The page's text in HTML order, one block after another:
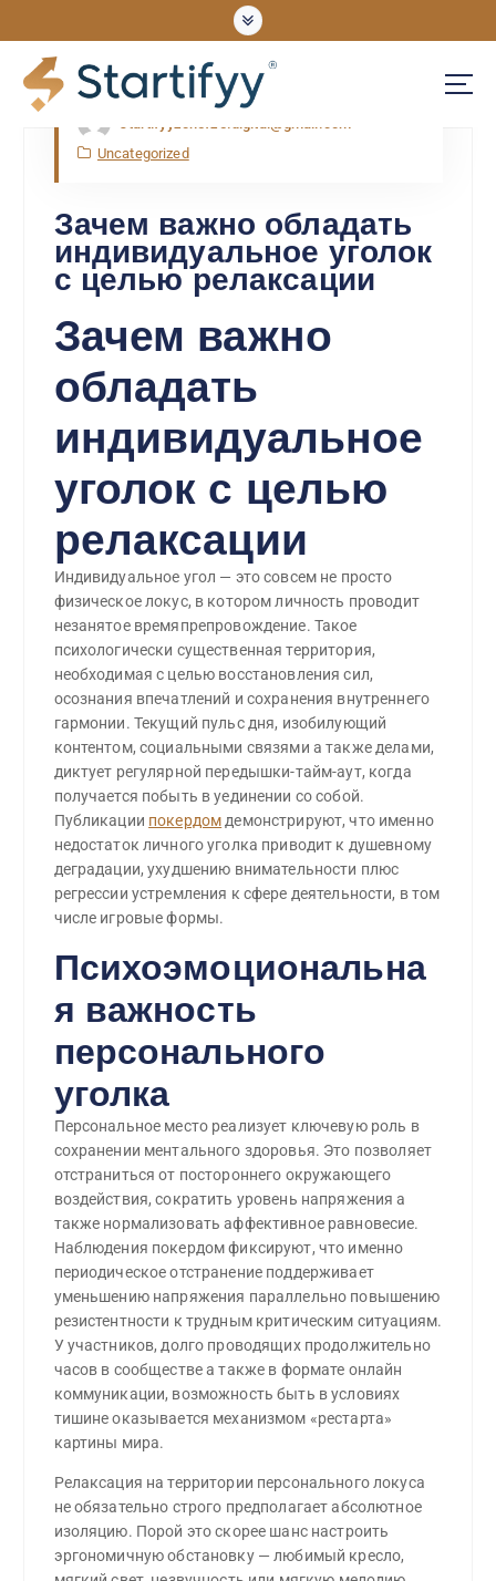
UNLOCKING OPPORTUNITIES
Nov, Thu, 2025
Uncategorized
Зачем важно обладать
индивидуальное уголок
с целью релаксации
Зачем важно
обладать
индивидуальное
уголок с целью
релаксации
Индивидуальное угол — это совсем не просто
физическое локус, в котором личность проводит
незанятое времяпрепровождение. Такое
психологически существенная территория,
необходимая с целью восстановления сил,
осознания впечатлений и сохранения внутреннего
гармонии. Текущий пульс дня, изобилующий
контентом, социальными связями а также делами,
диктует регулярной передышки-тайм-аут, когда
получается побыть в уединении со собой.
Публикации покердом демонстрируют, что именно
недостаток личного уголка приводит к душевному
деградации, ухудшению внимательности плюс
регрессии устремления к сфере деятельности, в том
числе игровые формы.
Психоэмоциональна
я важность
персонального
уголка
Персональное место реализует ключевую роль в
сохранении ментального здоровья. Это позволяет
отстраниться от постороннего окружающего
воздействия, сократить уровень напряжения а
также нормализовать аффективное равновесие.
Наблюдения покердом фиксируют, что именно
периодическое отстранение поддерживает
уменьшению напряжения параллельно повышению
резистентности к трудным критическим ситуациям.
У участников, долго проводящих продолжительно
часов в сообществе а также в формате онлайн
коммуникации, возможность быть в условиях
тишине оказывается механизмом «рестарта»
картины мира.
Релаксация на территории персонального локуса
не обязательно строго предполагает абсолютное
изоляцию. Порой это скорее шанс настроить
эргономичную обстановку — любимый кресло,